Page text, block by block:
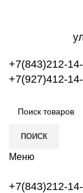
+7(843)212-
+7(927)412-
ПОИСК
Меню
+7(843)212-